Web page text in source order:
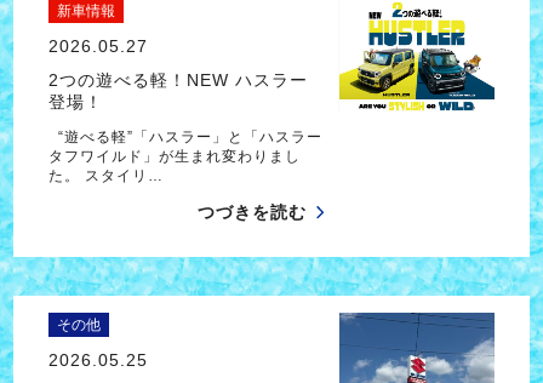
新車情報
2026.05.27
2つの遊べる軽！NEW ハスラー
登場！
“遊べる軽”「ハスラー」と「ハスラー
タフワイルド」が生まれ変わりまし
た。 スタイリ…
つづきを読む
その他
2026.05.25